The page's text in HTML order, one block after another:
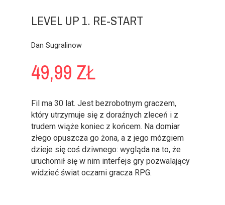
LEVEL UP 1. RE-START
Dan Sugralinow
49,99 ZŁ
Fil ma 30 lat. Jest bezrobotnym graczem,
który utrzymuje się z doraźnych zleceń i z
trudem wiąże koniec z końcem. Na domiar
złego opuszcza go żona, a z jego mózgiem
dzieje się coś dziwnego: wygląda na to, że
uruchomił się w nim interfejs gry pozwalający
widzieć świat oczami gracza RPG.